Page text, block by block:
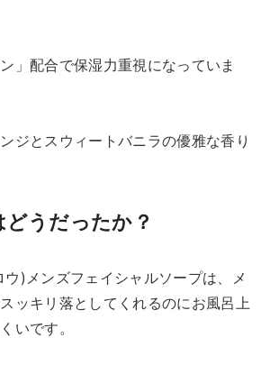
」配合で保湿力重視になっていま
ジとスウィートバニラの優雅な香り
うだったか？
ウ)メンズフェイシャルソープは、メ
ッキリ落としてくれるのにお風呂上
いです。